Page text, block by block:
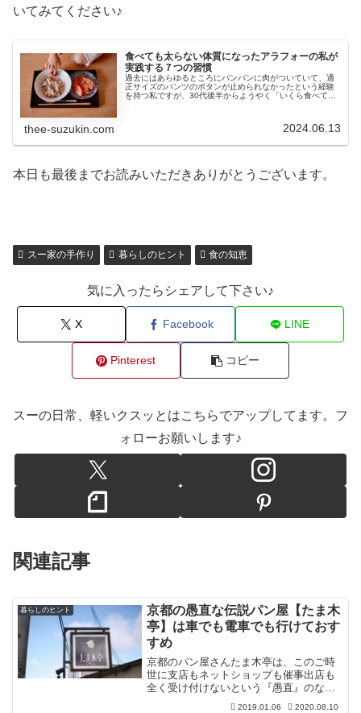
いてみてください♪
食べても太らない体質になったアラフォーの私が
実践する７つの習慣
過去にはあらゆるところにパンパンに肉がついていて、適
正サイズのパンツのボタンが止められなかったという経験
を持つ私ですが、30代後半からようやく「いくら食べても
thee-suzukin.com 2024.06.13
本日も最後までお読みいただきありがとうございます。
スー家の手作り 暮らしのヒント 食の知恵
気に入ったらシェアして下さい♪
X Facebook LINE
Pinterest コピー
スーの日常、軽いクスッとはこちらでアップしてます。フ
ォローお願いします♪
関連記事
暮らしのヒント
京都の愚直な伝説パン屋【たま木
亭】は車でも電車でも行けておす
すめ
京都のパン屋さんたま木亭は、このご時
世に支店もネットショップも催事出店も
全く受け付けないという『愚直』のなか
の愚直の真髄の持ち主なのです。新潟か
2019.01.06 2020.08.10